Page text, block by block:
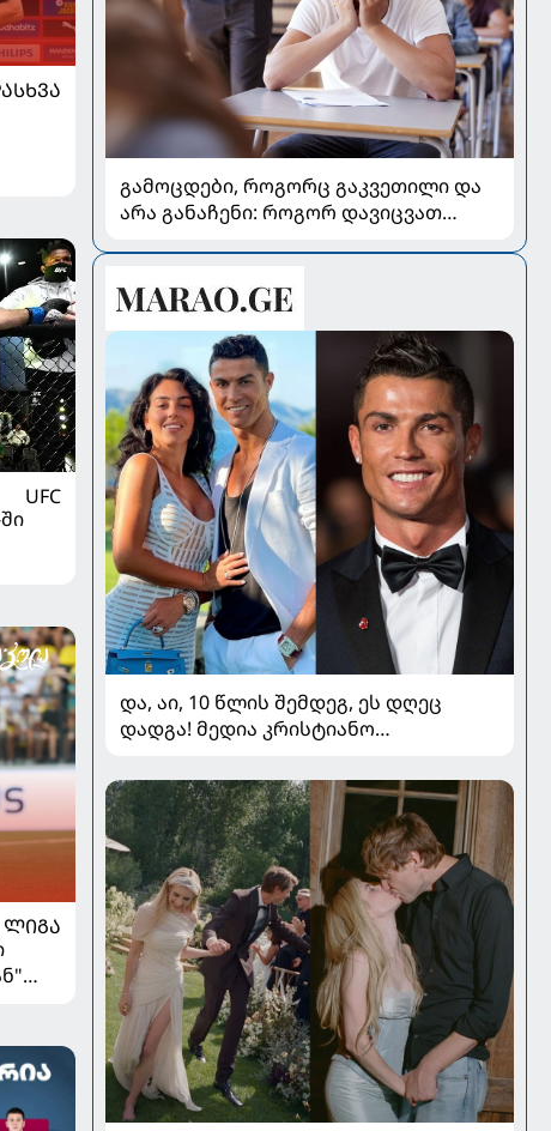
UFC
გამოცდები, როგორც გაკვეთილი და
არა განაჩენი: როგორ დავიცვათ
და, აი, 10 წლის შემდეგ, ეს დღეც
დადგა! მედია კრისტიანო
როდრიგესის ქორწილზე წერს